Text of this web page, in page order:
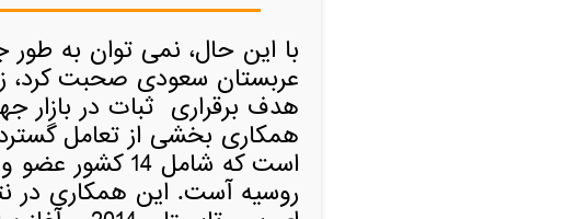
با این حال، نمی توان به طور
هدف برقراری ثبات در بازار
همکاری بخشی از تعامل
است که شامل 14
روسیه آست. این همکاری در